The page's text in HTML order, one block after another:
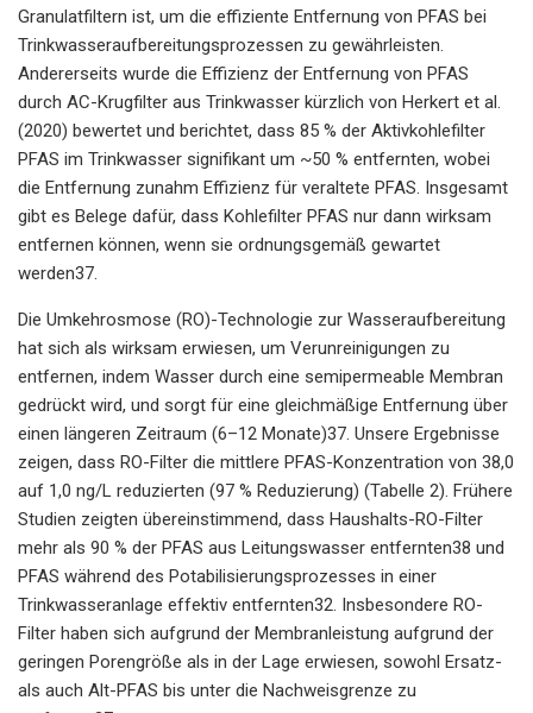
Granulatfiltern ist, um die effiziente Entfernung von PFAS bei
Trinkwasseraufbereitungsprozessen zu gewährleisten.
Andererseits wurde die Effizienz der Entfernung von PFAS
durch AC-Krugfilter aus Trinkwasser kürzlich von Herkert et al.
(2020) bewertet und berichtet, dass 85 % der Aktivkohlefilter
PFAS im Trinkwasser signifikant um ~50 % entfernten, wobei
die Entfernung zunahm Effizienz für veraltete PFAS. Insgesamt
gibt es Belege dafür, dass Kohlefilter PFAS nur dann wirksam
entfernen können, wenn sie ordnungsgemäß gewartet
werden37.
Die Umkehrosmose (RO)-Technologie zur Wasseraufbereitung
hat sich als wirksam erwiesen, um Verunreinigungen zu
entfernen, indem Wasser durch eine semipermeable Membran
gedrückt wird, und sorgt für eine gleichmäßige Entfernung über
einen längeren Zeitraum (6–12 Monate)37. Unsere Ergebnisse
zeigen, dass RO-Filter die mittlere PFAS-Konzentration von 38,0
auf 1,0 ng/L reduzierten (97 % Reduzierung) (Tabelle 2). Frühere
Studien zeigten übereinstimmend, dass Haushalts-RO-Filter
mehr als 90 % der PFAS aus Leitungswasser entfernten38 und
PFAS während des Potabilisierungsprozesses in einer
Trinkwasseranlage effektiv entfernten32. Insbesondere RO-
Filter haben sich aufgrund der Membranleistung aufgrund der
geringen Porengröße als in der Lage erwiesen, sowohl Ersatz-
als auch Alt-PFAS bis unter die Nachweisgrenze zu